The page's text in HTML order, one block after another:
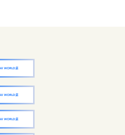
WORLD店
WORLD店
WORLD店